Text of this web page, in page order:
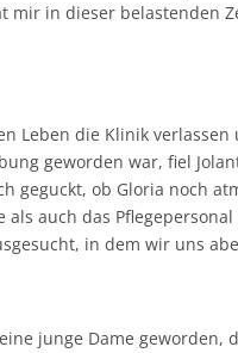
in dieser belastenden
Leben die Klinik verlassen
geworden war, fiel
geguckt, ob Gloria noch
auch das
in dem wir uns
junge Dame geworden,